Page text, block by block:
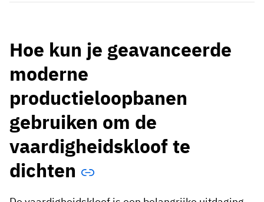
Hoe kun je geavanceerde
moderne
productieloopbanen
gebruiken om de
vaardigheidskloof te
dichten